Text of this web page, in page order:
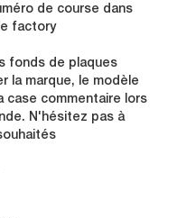
de course dans
factory
fonds de plaques
la marque, le modèle
case commentaire lors
N'hésitez pas à